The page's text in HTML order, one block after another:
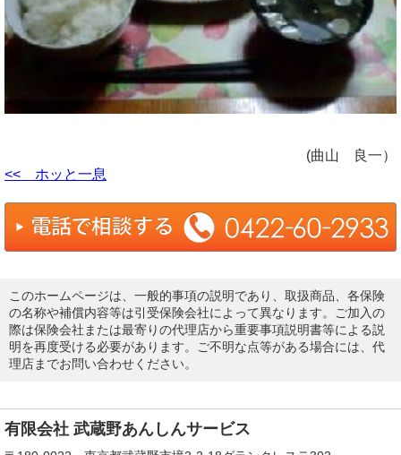
(曲山 良一）
<< ホッと一息
このホームページは、一般的事項の説明であり、取扱商品、各保険
の名称や補償内容等は引受保険会社によって異なります。ご加入の
際は保険会社または最寄りの代理店から重要事項説明書等による説
明を再度受ける必要があります。ご不明な点等がある場合には、代
理店までお問い合わせください。
有限会社 武蔵野あんしんサービス